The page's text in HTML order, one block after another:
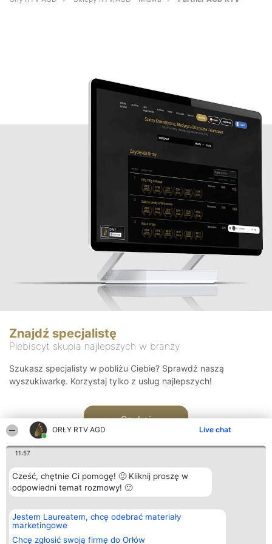
ORŁY RTV AGD Live chat
11:57
Cześć, chętnie Ci pomogę! 🙂 Kliknij proszę w
odpowiedni temat rozmowy! 🙂
Jestem Laureatem, chcę odebrać materiały
marketingowe
Chcę zgłosić swoją firmę do Orłów
Znajdź specjalistę
Plebiscyt skupia najlepszych w branży
Szukasz specjalisty w pobliżu Ciebie? Sprawdź naszą
wyszukiwarkę. Korzystaj tylko z usług najlepszych!
Szukaj
Organizator plebiscytu
Bright Side Solutions sp. z o.
o. sp. k.
ul. Ruska 22
Plebiscyt
Laureaci
wszystkich
Kontakt
Kontakt